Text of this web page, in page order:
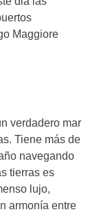
Maggiore
verdadero mar
Tiene más de
navegando
tierras es
lujo,
armonía entre